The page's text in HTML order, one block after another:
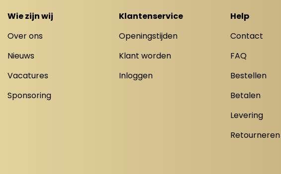
Wie zijn wij
Over ons
Nieuws
Vacatures
Sponsoring
Klantenservice
Openingstijden
Klant worden
Inloggen
Help
Contact
FAQ
Bestellen
Betalen
Levering
Retourneren